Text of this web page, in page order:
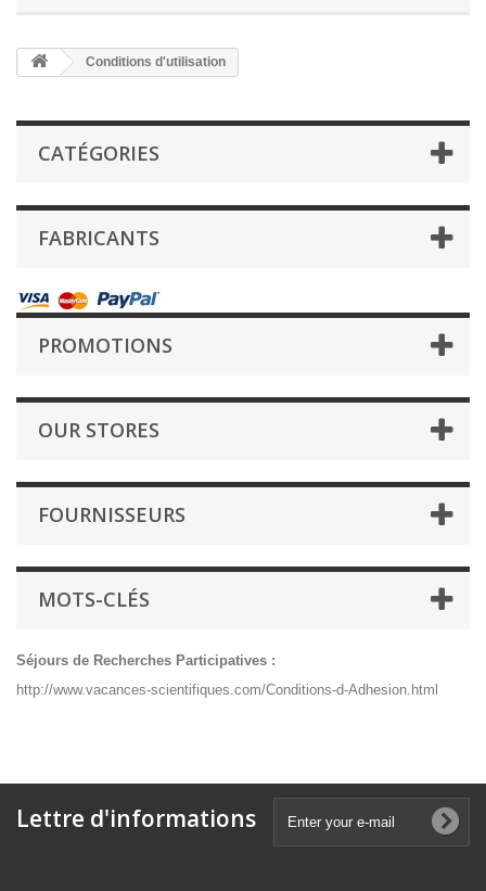
Conditions d'utilisation
CATÉGORIES
FABRICANTS
PROMOTIONS
OUR STORES
FOURNISSEURS
MOTS-CLÉS
Séjours de Recherches Participatives :
http://www.vacances-scientifiques.com/Conditions-d-Adhesion.html
Lettre d'informations